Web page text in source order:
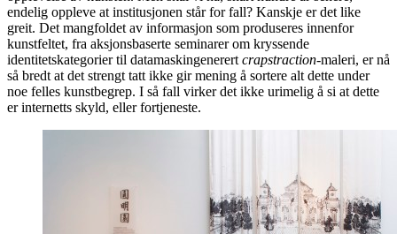
endelig oppleve at institusjonen står for fall? Kanskje er det like
greit. Det mangfoldet av informasjon som produseres innenfor
kunstfeltet, fra aksjonsbaserte seminarer om kryssende
identitetskategorier til datamaskingenerert crapstraction-maleri, er nå
så bredt at det strengt tatt ikke gir mening å sortere alt dette under
noe felles kunstbegrep. I så fall virker det ikke urimelig å si at dette
er internetts skyld, eller fortjeneste.